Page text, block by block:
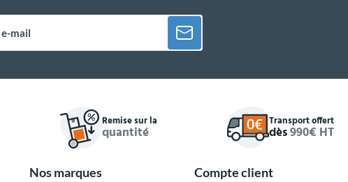
Remise sur la
quantité
Transport offert
dès990€ HT
Nos marques Compte client